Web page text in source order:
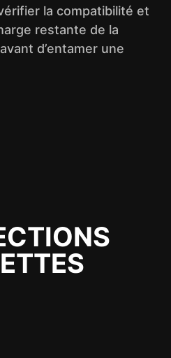
la compatibilité et
restante de la
d’entamer une